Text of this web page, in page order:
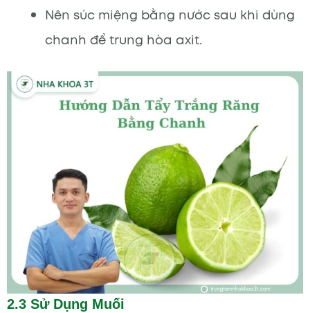
Nên súc miệng bằng nước sau khi dùng
chanh để trung hòa axit.
2.3 Sử Dụng Muối